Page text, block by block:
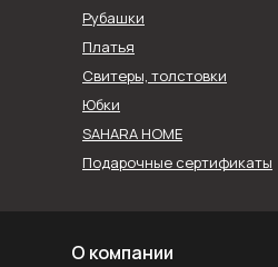
Рубашки
Юбки
SAHARA HOME
Платья
Свитеры, толстовки
Подарочные сертификаты
О компании